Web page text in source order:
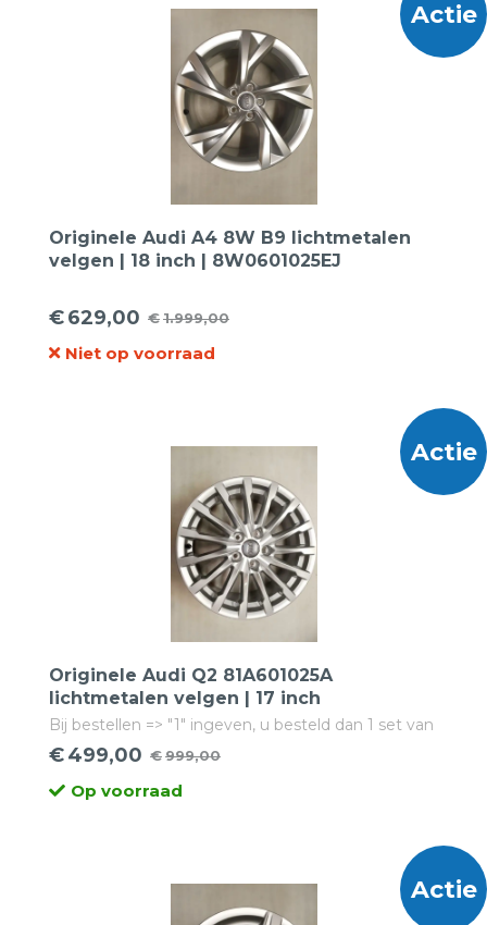
Actie
Originele Audi A4 8W B9 lichtmetalen
velgen | 18 inch | 8W0601025EJ
€1.999,00
Oorspronkelijke
prijs
€629,00
Huidige
prijs
Niet op voorraad
Actie
Originele Audi Q2 81A601025A
lichtmetalen velgen | 17 inch
Bij bestellen => "1" ingeven, u besteld dan 1 set van
4 velgen!
€999,00
Oorspronkelijke
prijs
€499,00
Huidige
prijsOp voorraad
Actie